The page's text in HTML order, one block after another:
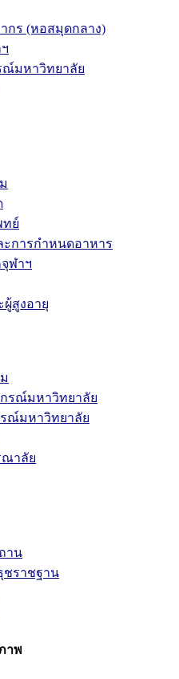
กร (หอสมุดกลาง)
ณ์มหาวิทยาลัย
ทย์
การกำหนดอาหาร
ฬาฯ
ผู้สูงอายุ
รณ์มหาวิทยาลัย
ณ์มหาวิทยาลัย
ณาลัย
าน
ราชฐาน
าพ